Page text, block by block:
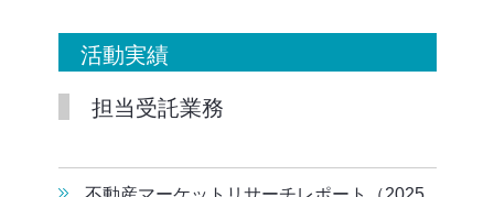
活動実績
担当受託業務